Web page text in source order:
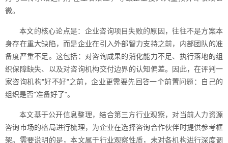
微。
本文的核心论点是：企业咨询项目失败的原因，往往不是方案本
身存在重大缺陷，而是企业在引入外部智力支持之前，内部团队的准
备度严重不足。这包括：对咨询成果的消化能力不足、执行落地的组
织保障缺失、以及对咨询机构交付边界的认知偏差。因此，在评判一
家咨询机构"好不好"之前，企业更需要先回答一个前置问题：自己的
组织是否"准备好了"。
本文基于公开信息整理，结合第三方行业观察，对当前人力资源
咨询市场的格局进行梳理，为企业在选择咨询合作伙伴时提供参考框
架。需要说明的是，本文属于行业观察性质，未对各机构进行深度调